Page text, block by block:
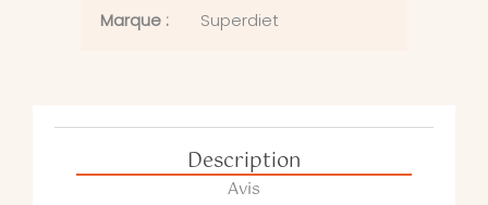
Marque :
Superdiet
Description
Avis